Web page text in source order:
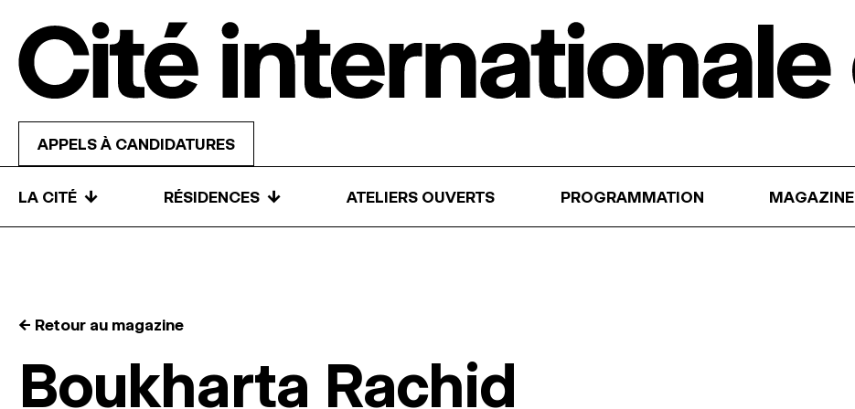
APPELS À CANDIDATURES
LA CITÉ ↓ RÉSIDENCES ↓ ATELIERS OUVERTS PROGRAMMATION MAGAZINE
← Retour au magazine
Boukharta Rachid